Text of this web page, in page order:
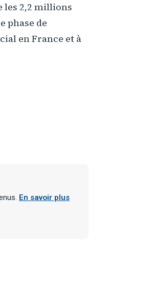
les 2,2 millions
phase de
en France et à
En savoir plus